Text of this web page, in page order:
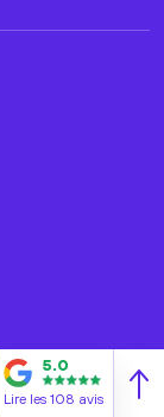
5.0
Lire les 108 avis